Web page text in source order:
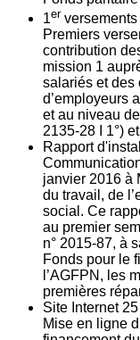
1er versements
Premiers
contribution
mission 1
salariés et des
d’employeurs
et au niveau
2135‐28 I 1°)
Rapport
janvier 2016 à
du travail, de
social. Ce
au premier
n° 2015-87, à
Fonds pour le
l’AGFPN, les
premières
Site Internet 25
Mise en ligne